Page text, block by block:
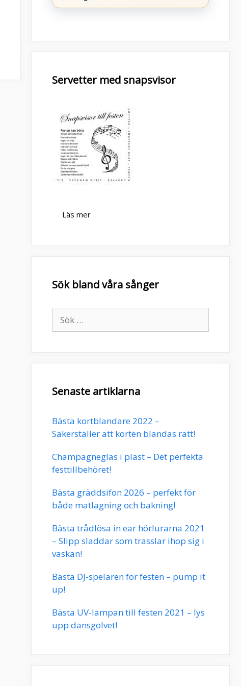
Servetter med snapsvisor
Läs mer
Sök bland våra sånger
efter:
Senaste artiklarna
Bästa kortblandare 2022 –
Säkerställer att korten blandas rätt!
Champagneglas i plast – Det perfekta
festtillbehöret!
Bästa gräddsifon 2026 – perfekt för
både matlagning och bakning!
Bästa trådlösa in ear hörlurarna 2021
– Slipp sladdar som trasslar ihop sig i
väskan!
Bästa DJ-spelaren för festen – pump it
up!
Bästa UV-lampan till festen 2021 – lys
upp dansgolvet!